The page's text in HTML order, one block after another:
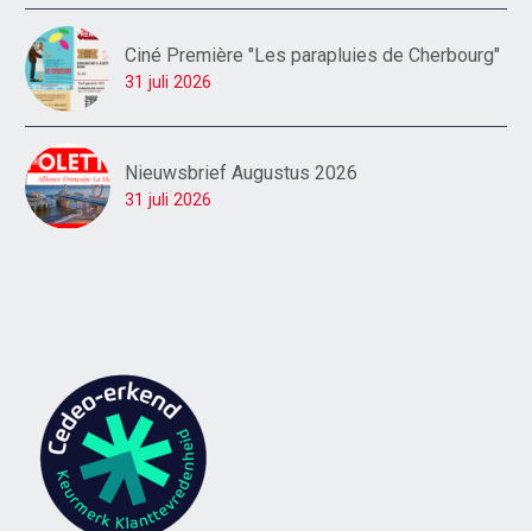
Ciné Première "Les parapluies de Cherbourg"
31 juli 2026
Nieuwsbrief Augustus 2026
31 juli 2026